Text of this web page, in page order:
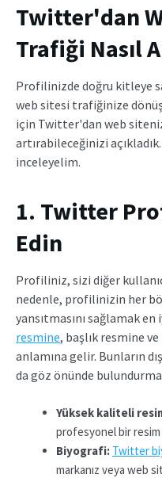
Twitter'dan
Trafiği Nasıl
Profilinizde doğru kitleye
web sitesi trafiğinize
için Twitter'dan web
artırabileceğinizi
inceleyelim.
1. Twitter
Edin
Profiliniz, sizi diğer
nedenle, profilinizin her
yansıtmasını sağlamak en
resmine, başlık resmine
anlamına gelir. Bunların
da göz önünde
Yüksek kaliteli
profesyonel bir resim
Biyografi: Twitter
markanız veya web